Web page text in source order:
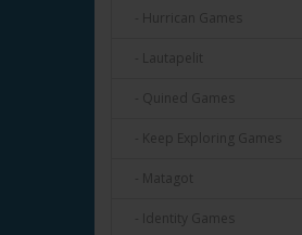
- Hurrican Games
- Lautapelit
- Quined Games
- Keep Exploring Games
- Matagot
- Identity Games